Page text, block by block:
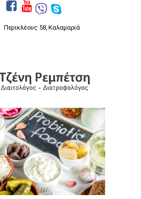
Περικλέους 58, Καλαμαριά